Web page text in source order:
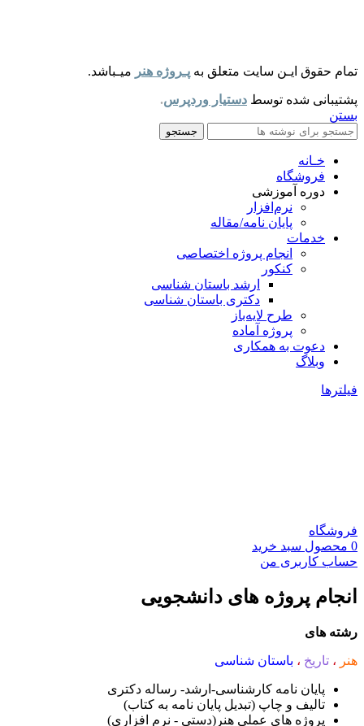
تمام حقوق ایـن سایت متعلق به پـروژه هنر میـباشد.
پشتیبانی شده توسط دستیار وردپرس.
بستن
جستجو
خـانه
فروشگاه
دوره آموزشی
نرم‌افزار
پایان نامه/مقاله
خدمات
انجام پروژه اختصاصی
کنکور
ارشد باستان شناسی
دکتری باستان شناسی
طرح لایه‌باز
پروژه آماده
دعوت به همکاری
وبلاگ
فیلترها
فروشگاه
0 محصول سبد خرید
حساب کاربری من
انجام پروژه های دانشجویی
رشته های
هنر ، تاریخ ، باستان شناسی
پایان نامه کارشناسی-ارشد- رساله دکتری
تالیف و چاپ (تبدیل پایان نامه به کتاب)
پروژه های عملی هنر(دستی - نرم افزاری)